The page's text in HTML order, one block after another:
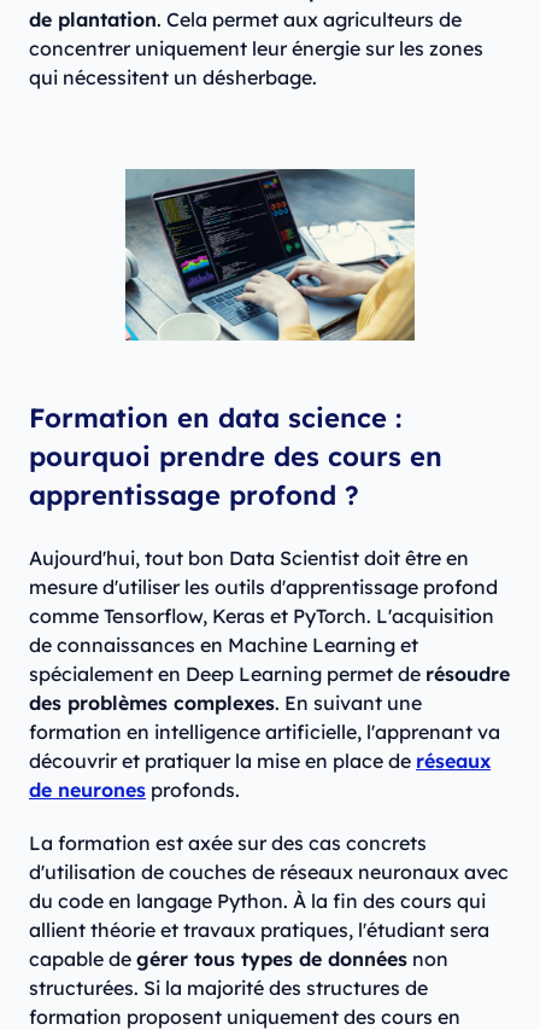
de plantation. Cela permet aux agriculteurs de
concentrer uniquement leur énergie sur les zones
qui nécessitent un désherbage.
Formation en data science :
pourquoi prendre des cours en
apprentissage profond ?
Aujourd'hui, tout bon Data Scientist doit être en
mesure d'utiliser les outils d'apprentissage profond
comme Tensorflow, Keras et PyTorch. L'acquisition
de connaissances en Machine Learning et
spécialement en Deep Learning permet de résoudre
des problèmes complexes. En suivant une
formation en intelligence artificielle, l'apprenant va
découvrir et pratiquer la mise en place de réseaux
de neurones profonds.
La formation est axée sur des cas concrets
d'utilisation de couches de réseaux neuronaux avec
du code en langage Python. À la fin des cours qui
allient théorie et travaux pratiques, l'étudiant sera
capable de gérer tous types de données non
structurées. Si la majorité des structures de
formation proposent uniquement des cours en